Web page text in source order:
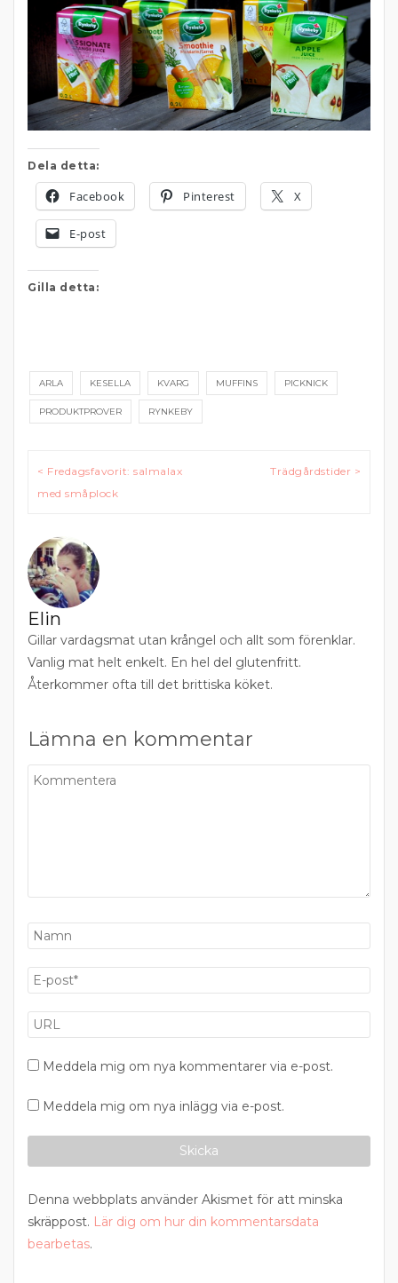
Dela detta:
Facebook Pinterest X
E-post
Gilla detta:
ARLA KESELLA KVARG MUFFINS PICKNICK
PRODUKTPROVER RYNKEBY
Inläggsnavigering
< Fredagsfavorit: salmalax
med småplock
Trädgårdstider >
Elin
Gillar vardagsmat utan krångel och allt som förenklar.
Vanlig mat helt enkelt. En hel del glutenfritt.
Återkommer ofta till det brittiska köket.
Lämna en kommentar
Meddela mig om nya kommentarer via e-post.
Meddela mig om nya inlägg via e-post.
Denna webbplats använder Akismet för att minska
skräppost. Lär dig om hur din kommentarsdata
bearbetas.